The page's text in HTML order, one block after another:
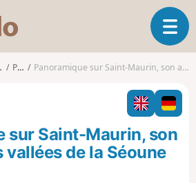
s
o
O
u
i
r
l
a
Perville Panoramique sur Saint-Maurin, son abbaye et les vallées de la Séoune
sur Saint-Maurin, son
vallées de la Séoune